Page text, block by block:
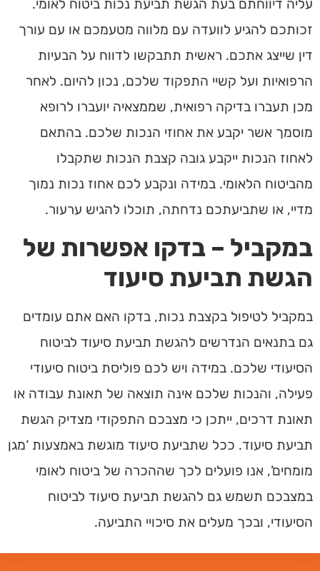
עליה דיווחתם בעת הגשת תביעת נכות ביטוח לאומי.
זכותכם להגיע לוועדה עם מלווה מטעמכם או עם עורך
דין שייצג אתכם. ראשית תתבקשו לדווח על הבעיות
הרפואיות ועל קשיי התפקוד שלכם, נכון להיום. לאחר
מכן תעברו בדיקה רפואית, שממצאיה יועברו לרופא
מוסמך אשר יקבע את אחוזי הנכות שלכם. בהתאם
לאחוז הנכות ייקבע גובה קצבת הנכות שתקבלו
מהביטוח הלאומי. במידה ונקבע לכם אחוז נכות נמוך
מדיי, או שתביעתכם נדחתה, תוכלו להגיש ערעור.
במקביל – בדקו אפשרות של
הגשת תביעת סיעוד
במקביל לטיפול בקצבת נכות, בדקו האם אתם עומדים
גם בתנאים הנדרשים להגשת תביעת סיעוד לביטוח
הסיעודי שלכם. במידה ויש לכם פוליסת ביטוח סיעודי
פעילה, והנכות שלכם אינה תוצאה של תאונת עבודה או
תאונת דרכים, ייתכן כי מצבכם התפקודי מצדיק הגשת
תביעת סיעוד. ככל שתביעת סיעוד מוגשת באמצעות ‘מגן
מומחים’, אנו פועלים לכך שההכרה של ביטוח לאומי
במצבכם תשמש גם להגשת תביעת סיעוד לביטוח
הסיעודי, ובכך מעלים את סיכויי התביעה.